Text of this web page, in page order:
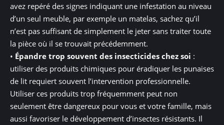
avez repéré des signes indiquant une infestation au niveau
d’un seul meuble, par exemple un matelas, sachez qu’il
n’est pas suffisant de simplement le jeter sans traiter toute
la pièce où il se trouvait précédemment.
• Épandre trop souvent des insecticides chez soi :
utiliser des produits chimiques pour éradiquer les punaises
de lit requiert souvent l’intervention professionnelle.
Utiliser ces produits trop fréquemment peut non
seulement être dangereux pour vous et votre famille, mais
aussi favoriser le développement d’insectes résistants. Il